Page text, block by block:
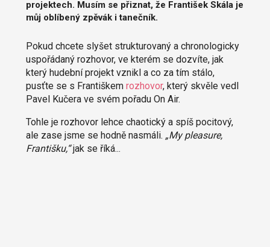
projektech. Musím se přiznat, že František Skála je
můj oblíbený zpěvák i tanečník.
Pokud chcete slyšet strukturovaný a chronologicky
uspořádaný rozhovor, ve kterém se dozvíte, jak
který hudební projekt vznikl a co za tím stálo,
pusťte se s Františkem rozhovor, který skvěle vedl
Pavel Kučera ve svém pořadu On Air.
Tohle je rozhovor lehce chaotický a spíš pocitový,
ale zase jsme se hodně nasmáli. „My pleasure,
Františku,“jak se říká...